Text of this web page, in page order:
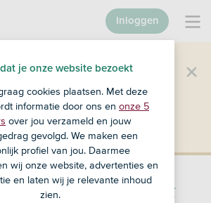
bij SNS?
openen en ben je nog geen
dan naar ASN Bank .
Inloggen
doet het niet meer
je onze website bezoekt
cookies plaatsen. Met deze
informatie door ons en onze 5
over jou verzameld en jouw
gevolgd. We maken een
profiel van jou. Daarmee
wij onze website, advertenties en
en laten wij je relevante inhoud
zien.